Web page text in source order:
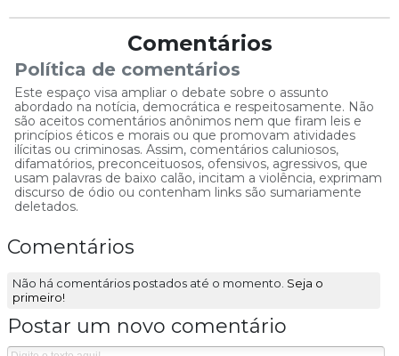
Comentários
Política de comentários
Este espaço visa ampliar o debate sobre o assunto
abordado na notícia, democrática e respeitosamente. Não
são aceitos comentários anônimos nem que firam leis e
princípios éticos e morais ou que promovam atividades
ilícitas ou criminosas. Assim, comentários caluniosos,
difamatórios, preconceituosos, ofensivos, agressivos, que
usam palavras de baixo calão, incitam a violência, exprimam
discurso de ódio ou contenham links são sumariamente
deletados.
Comentários
Não há comentários postados até o momento. Seja o
primeiro!
Postar um novo comentário